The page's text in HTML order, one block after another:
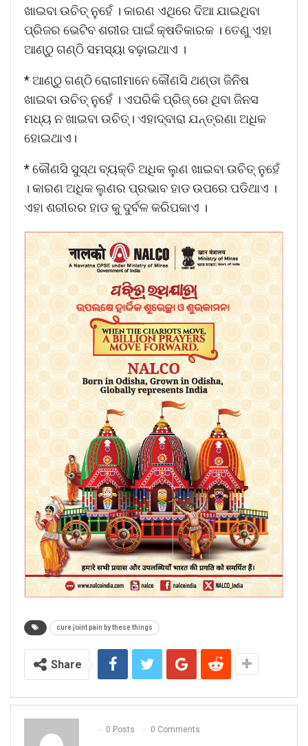
ଖାଇବା ଉଚିତ୍ ନୁହେଁ । କାରଣ ଏଥିରେ ଦିଆ ଯାଇଥିବା
ପ୍ରିଜର ଭେଟିବ ଶରୀର ପାଇଁ କ୍ଷତିକାରକ । ତେଣୁ ଏହା
ଆଣ୍ଠୁ ଗଣ୍ଠି ସମସ୍ୟା ବଢ଼ାଇଥାଏ ।
* ଆଣ୍ଠୁ ଗଣ୍ଠି ରୋଗୀମାନେ କୌଣସି ଥଣ୍ଡା ଜିନିଷ
ଖାଇବା ଉଚିତ୍ ନୁହେଁ । ଏପରିକି ପ୍ରିଜ୍ ରେ ଥିବା ଜିନସ
ମଧ୍ୟ ନ ଖାଇବା ଉଚିତ୍। ଏହାଦ୍ବାରା ଯନ୍ତ୍ରଣା ଅଧିକ
ହୋଇଥାଏ।
* କୌଣସି ସୁସ୍ଥ ବ୍ୟକ୍ତି ଅଧିକ ଲୁଣ ଖାଇବା ଉଚିତ୍ ନୁହେଁ
। କାରଣ ଅଧିକ ଲୁଣର ପ୍ରଭାବ ହାଡ ଉପରେ ପଡିଥାଏ ।
ଏହା ଶରୀରର ହାଡ କୁ ଦୁର୍ବଳ କରିପକାଏ ।
cure joint pain by these things
Share
0 Posts 0 Comments